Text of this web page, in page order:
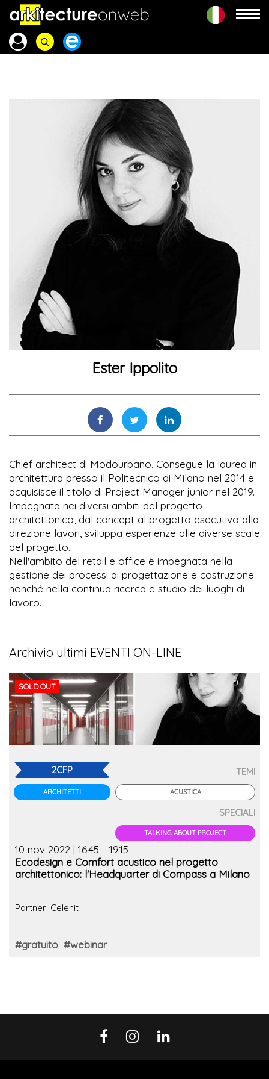
Ester Ippolito
Chief architect di Modourbano. Consegue la laurea in
architettura presso il Politecnico di Milano nel 2014 e
acquisisce il titolo di Project Manager junior nel 2019.
Impegnata nei diversi ambiti del progetto
architettonico, dal concept al progetto esecutivo alla
direzione lavori, sviluppa esperienze alle diverse scale
del progetto.
Nell'ambito del retail e office è impegnata nella
gestione dei processi di progettazione e costruzione
nonché nella continua ricerca e studio dei luoghi di
lavoro.
Archivio ultimi EVENTI ON-LINE
SOLD OUT
2CFP
ARCHITETTI
TEMI
ACUSTICA
SPECIALI
TALKING ABOUT PROJECT
10 nov 2022 | 16.45 - 19.15
Ecodesign e Comfort acustico nel progetto
architettonico: l'Headquarter di Compass a Milano
Partner: Celenit
#gratuito #webinar